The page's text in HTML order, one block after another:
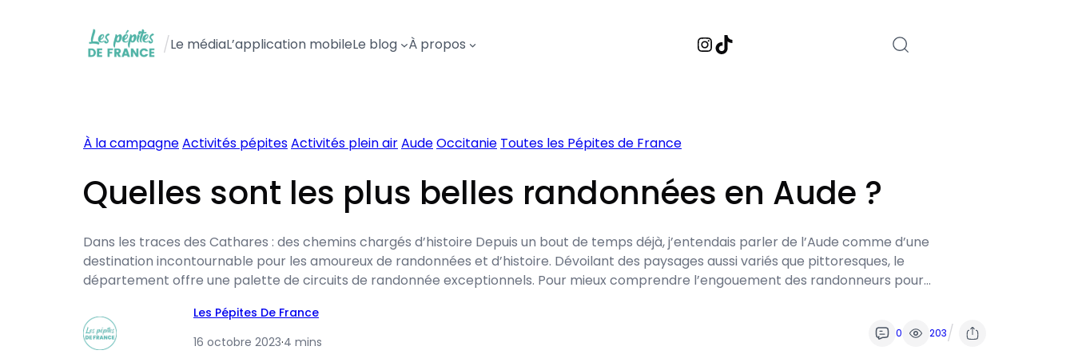
/Le médiaL’application mobileLe blog À propos Instagram
TikTok
À la campagneActivités pépitesActivités plein airAudeOccitanie Toutes les Pépites de France
Quelles sont les plus belles randonnées en Aude ?
Dans les traces des Cathares : des chemins chargés d’histoire Depuis un bout de temps déjà, j’entendais parler de l’Aude comme d’une
destination incontournable pour les amoureux de randonnées et d’histoire. Dévoilant des paysages aussi variés que pittoresques, le
département offre une palette de circuits de randonnée exceptionnels. Pour mieux comprendre l’engouement des randonneurs pour…
Les Pépites De France
16 octobre 2023·4 mins
0 203/